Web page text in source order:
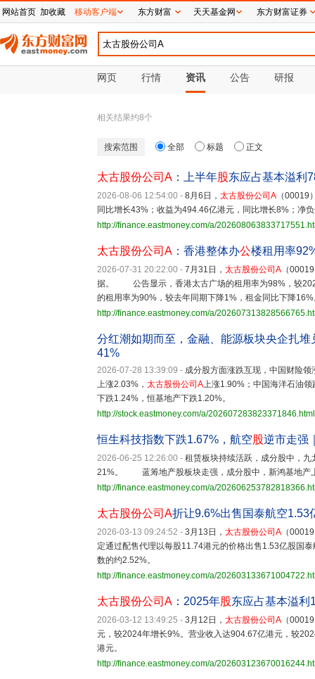
网页 行情 资讯 公告 研报
相关结果约8个
搜索范围 全部 标题 正文
太古股份公司A ：上半年股东应占基本溢利
2026-08-06 12:54:00 - 8月6日， 太古股份公司A （00019
同比增长43%；收益为494.46亿港元，同比增长8%；净
http://finance.eastmoney.com/a/
太古股份公司A ：香港整体办公楼租用率
2026-07-31 20:22:00 - 7月31日， 太古股份公司A （
据。 公告显示，香港太古广场的租用率为98%，较
的租用率为90%，较去年同期下降1%，租金同比下降
http://finance.eastmoney.com/a/
分红潮如期而至，金融、能源板块央企扎堆
41%
2026-07-28 13:39:09 - 成分股方面涨跌互现，中国财险
上涨2.03%， 太古股份公司A上涨1.90%；中国海洋石油
下跌1.24%，恒基地产下跌1.20%。
http://stock.eastmoney.com/a/202607283823371846.html
恒生科技指数下跌1.67%，航空股逆市走强
2026-06-25 12:26:00 - 租赁板块持续活跃，成分股中，
21%。 蓝筹地产股板块走强，成分股中，新鸿基地产
http://finance.eastmoney.com/a/
太古股份公司A折让9.6%出售国泰航空1.53
2026-03-13 09:24:52 - 3月13日， 太古股份公司A （
定通过配售代理以每股11.74港元的价格出售1.53亿股国
数的约2.52%。
http://finance.eastmoney.com/a/
太古股份公司A ：2025年股东应占基本溢利
2026-03-12 13:49:25 - 3月12日， 太古股份公司A （
元，较2024年增长9%。营业收入达904.67亿港元，较
港元。
http://finance.eastmoney.com/a/
网站首页 加收藏 移动客户端 东方财富 天天基金网 东方财富证券